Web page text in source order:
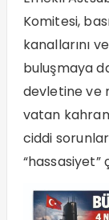
Komitesi,
kanallarını
buluşmaya
devletine ve
vatan
ciddi
“hassasiyet”